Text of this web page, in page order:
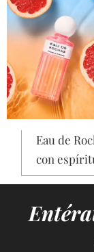
Eau de
con